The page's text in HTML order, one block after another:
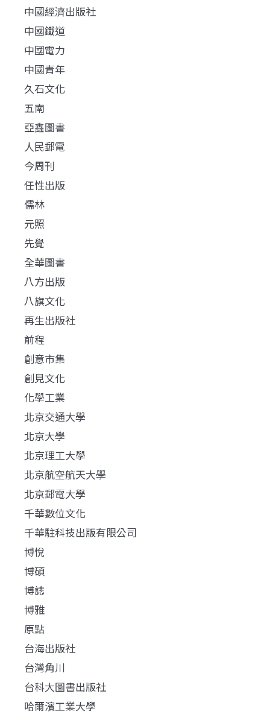
中國經濟出版社
中國鐵道
中國電力
中國青年
久石文化
五南
亞鑫圖書
人民郵電
今周刊
任性出版
儒林
元照
先覺
全華圖書
八方出版
八旗文化
再生出版社
前程
創意市集
創見文化
化學工業
北京交通大學
北京大學
北京理工大學
北京航空航天大學
北京郵電大學
千華數位文化
千華駐科技出版有限公司
博悅
博碩
博誌
博雅
原點
台海出版社
台灣角川
台科大圖書出版社
哈爾濱工業大學